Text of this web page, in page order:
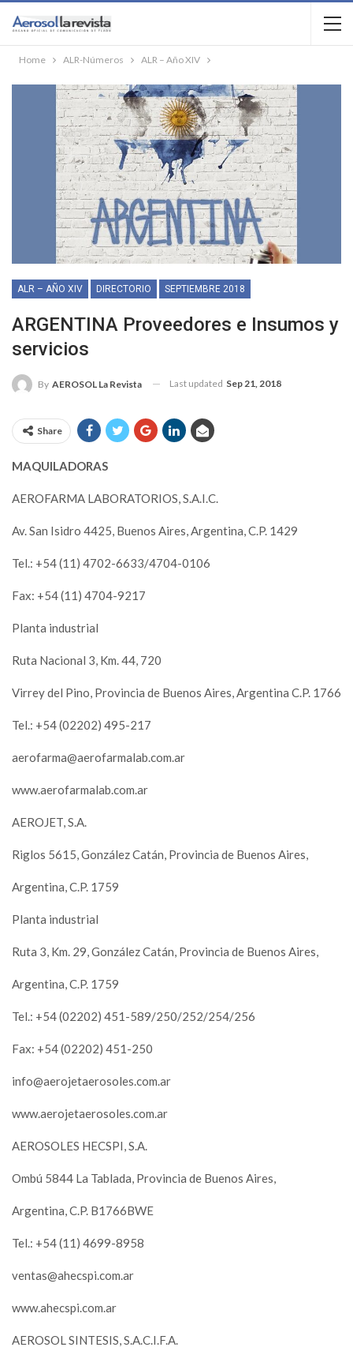
Home ALR-Números ALR – Año XIV
ALR – AÑO XIV DIRECTORIO SEPTIEMBRE 2018
ARGENTINA Proveedores e Insumos y
servicios
By AEROSOL La Revista Last updated Sep 21, 2018
Share
MAQUILADORAS
AEROFARMA LABORATORIOS, S.A.I.C.
Av. San Isidro 4425, Buenos Aires, Argentina, C.P. 1429
Tel.: +54 (11) 4702-6633/4704-0106
Fax: +54 (11) 4704-9217
Planta industrial
Ruta Nacional 3, Km. 44, 720
Virrey del Pino, Provincia de Buenos Aires, Argentina C.P. 1766
Tel.: +54 (02202) 495-217
aerofarma@aerofarmalab.com.ar
www.aerofarmalab.com.ar
AEROJET, S.A.
Riglos 5615, González Catán, Provincia de Buenos Aires,
Argentina, C.P. 1759
Planta industrial
Ruta 3, Km. 29, González Catán, Provincia de Buenos Aires,
Argentina, C.P. 1759
Tel.: +54 (02202) 451-589/250/252/254/256
Fax: +54 (02202) 451-250
info@aerojetaerosoles.com.ar
www.aerojetaerosoles.com.ar
AEROSOLES HECSPI, S.A.
Ombú 5844 La Tablada, Provincia de Buenos Aires,
Argentina, C.P. B1766BWE
Tel.: +54 (11) 4699-8958
ventas@ahecspi.com.ar
www.ahecspi.com.ar
AEROSOL SINTESIS, S.A.C.I.F.A.